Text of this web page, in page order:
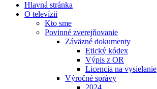
Hlavná stránka
O televízii
Kto sme
Povinné zverejňovanie
Záväzné dokumenty
Etický kódex
Výpis z OR
Licencia na vysielanie
Výročné správy
2024